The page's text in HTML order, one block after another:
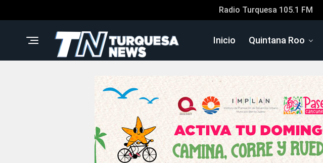
Radio Turquesa 105.1 FM
Inicio Quintana Roo